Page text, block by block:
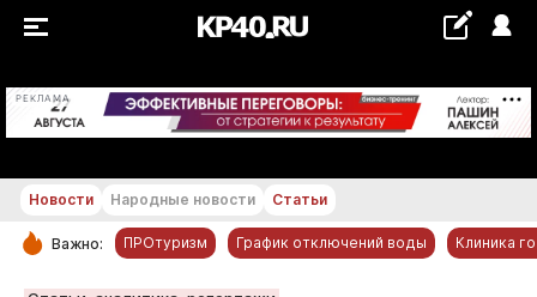
РЕКЛАМА +23...+24 °С
РУБРИКИ
Новости Народные новости Статьи
Важно: ПРОтуризм График отключений воды Клиника